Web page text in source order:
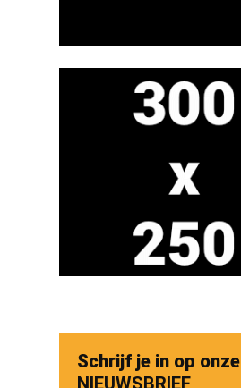
Schrijf je in op onze
NIEUWSBRIEF